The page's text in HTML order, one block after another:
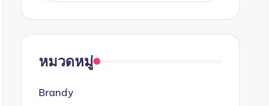
หมวดหมู่
Brandy